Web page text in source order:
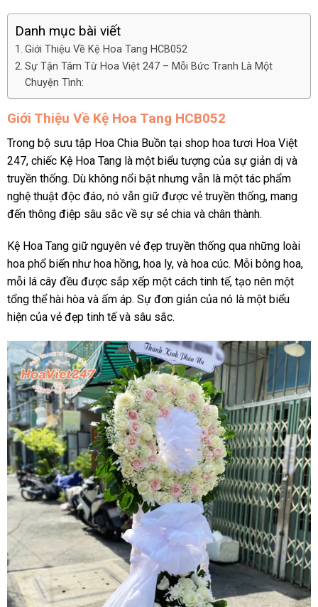
Danh mục bài viết
Giới Thiệu Về Kệ Hoa Tang HCB052
Sự Tận Tâm Từ Hoa Việt 247 – Mỗi Bức Tranh Là Một
Chuyện Tình:
Giới Thiệu Về Kệ Hoa Tang HCB052
Trong bộ sưu tập Hoa Chia Buồn tại shop hoa tươi Hoa Việt
247, chiếc Kệ Hoa Tang là một biểu tượng của sự giản dị và
truyền thống. Dù không nổi bật nhưng vẫn là một tác phẩm
nghệ thuật độc đáo, nó vẫn giữ được vẻ truyền thống, mang
đến thông điệp sâu sắc về sự sẻ chia và chân thành.
Kệ Hoa Tang giữ nguyên vẻ đẹp truyền thống qua những loài
hoa phổ biến như hoa hồng, hoa ly, và hoa cúc. Mỗi bông hoa,
mỗi lá cây đều được sắp xếp một cách tinh tế, tạo nên một
tổng thể hài hòa và ấm áp. Sự đơn giản của nó là một biểu
hiện của vẻ đẹp tinh tế và sâu sắc.